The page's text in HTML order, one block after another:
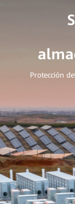
Protección